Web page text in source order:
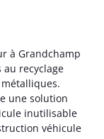
à Grandchamp
au recyclage
une solution
inutilisable
véhicule